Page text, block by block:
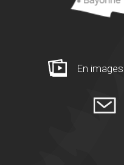
En images